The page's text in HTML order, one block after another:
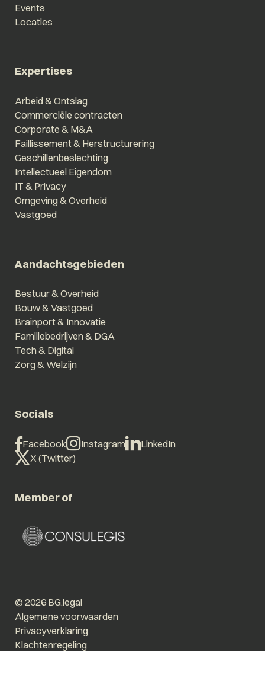
Events
Locaties
Expertises
Arbeid & Ontslag
Commerciële contracten
Corporate & M&A
Faillissement & Herstructurering
Geschillenbeslechting
Intellectueel Eigendom
IT & Privacy
Omgeving & Overheid
Vastgoed
Aandachtsgebieden
Bestuur & Overheid
Bouw & Vastgoed
Brainport & Innovatie
Familiebedrijven & DGA
Tech & Digital
Zorg & Welzijn
Socials
Facebook Instagram
LinkedIn
X (Twitter)
Member of
© 2026 BG.legal
Algemene voorwaarden
Privacyverklaring
Klachtenregeling